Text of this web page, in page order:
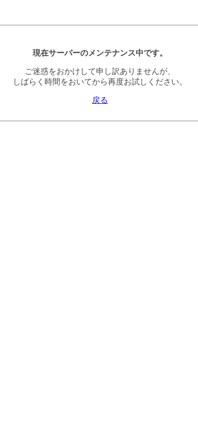
現在サーバーのメンテナンス中です。
ご迷惑をおかけして申し訳ありませんが、
しばらく時間をおいてから再度お試しください。
戻る